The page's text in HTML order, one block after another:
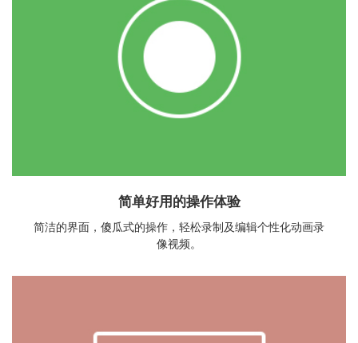
简单好用的操作体验
简洁的界面，傻瓜式的操作，轻松录制及编辑个性化动画录
像视频。